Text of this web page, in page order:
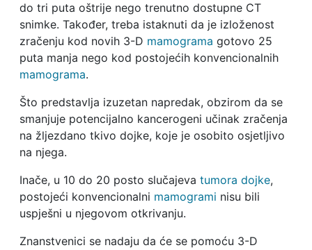
do tri puta oštrije nego trenutno dostupne CT
snimke. Također, treba istaknuti da je izloženost
zračenju kod novih 3-D mamograma gotovo 25
puta manja nego kod postojećih konvencionalnih
mamograma.
Što predstavlja izuzetan napredak, obzirom da se
smanjuje potencijalno kancerogeni učinak zračenja
na žljezdano tkivo dojke, koje je osobito osjetljivo
na njega.
Inače, u 10 do 20 posto slučajeva tumora dojke,
postojeći konvencionalni mamogrami nisu bili
uspješni u njegovom otkrivanju.
Znanstvenici se nadaju da će se pomoću 3-D